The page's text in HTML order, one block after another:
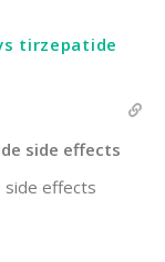
tirzepatide
side effects
side effects